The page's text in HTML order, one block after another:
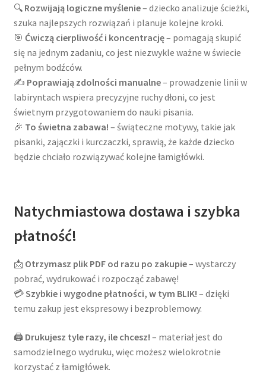
🔍 Rozwijają logiczne myślenie– dziecko analizuje ścieżki,
szuka najlepszych rozwiązań i planuje kolejne kroki.
🎯 Ćwiczą cierpliwość i koncentrację– pomagają skupić
się na jednym zadaniu, co jest niezwykle ważne w świecie
pełnym bodźców.
✍️ Poprawiają zdolności manualne– prowadzenie linii w
labiryntach wspiera precyzyjne ruchy dłoni, co jest
świetnym przygotowaniem do nauki pisania.
🎉 To świetna zabawa! – świąteczne motywy, takie jak
pisanki, zajączki i kurczaczki, sprawią, że każde dziecko
będzie chciało rozwiązywać kolejne łamigłówki.
Natychmiastowa dostawa i szybka
płatność!
📩 Otrzymasz plik PDF od razu po zakupie– wystarczy
pobrać, wydrukować i rozpocząć zabawę!
💳Szybkie i wygodne płatności, w tym BLIK! – dzięki
temu zakup jest ekspresowy i bezproblemowy.
🖨️ Drukujesz tyle razy, ile chcesz! – materiał jest do
samodzielnego wydruku, więc możesz wielokrotnie
korzystać z łamigłówek.